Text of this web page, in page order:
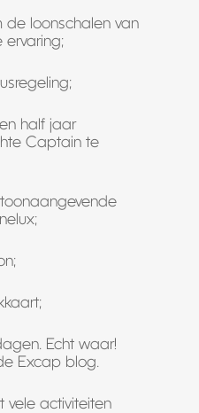
de loonschalen van
ervaring;
half jaar
Captain te
Echt waar!
Excap blog.
vele activiteiten